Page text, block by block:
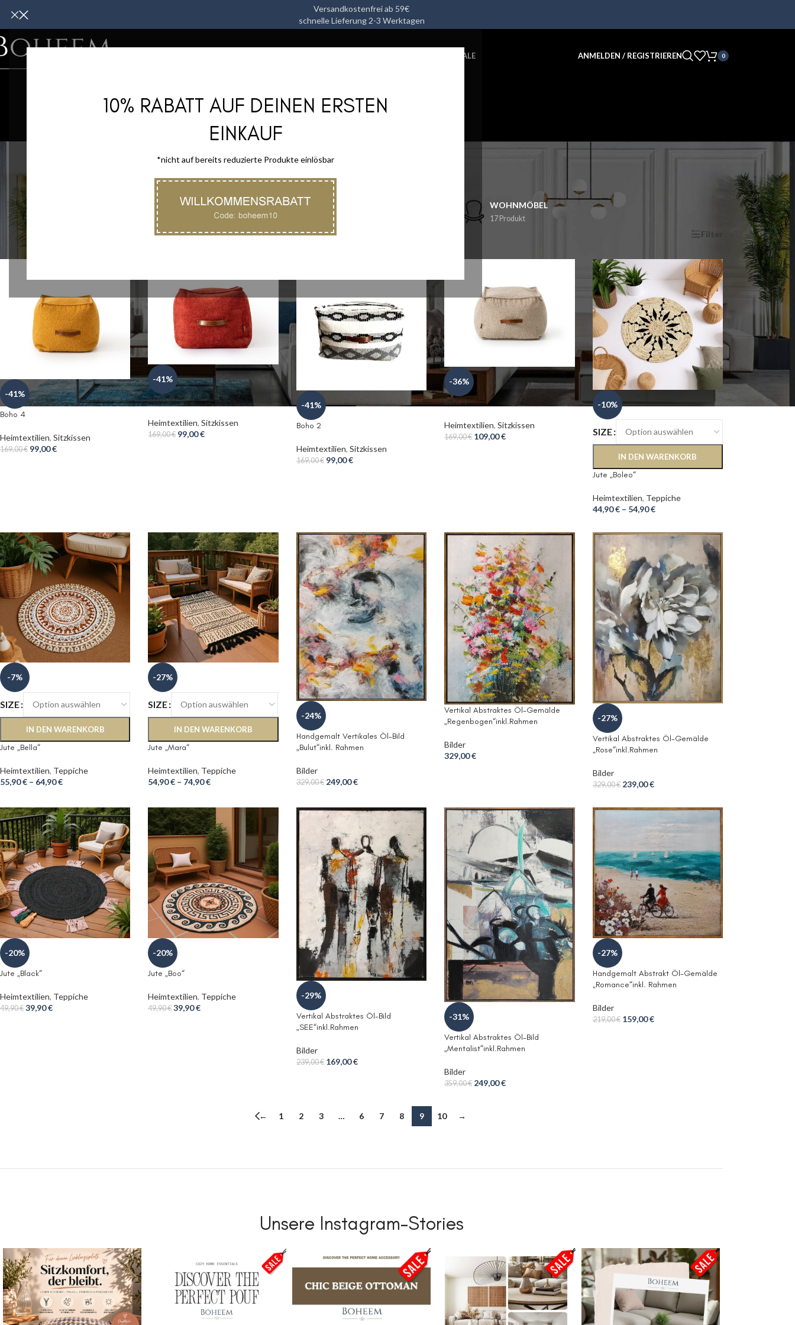
10% RABATT AUF DEINEN ERSTEN
EINKAUF
*nicht auf bereits reduzierte Produkte einlösbar
Versandkostenfrei ab 59€
schnelle Lieferung 2-3 Werktagen
SALE ANMELDEN / REGISTRIEREN 0
Shop
HEIMTEXTILIEN
47 Produkt
KÜCHENUTENSILIEN WOHNMÖBEL
17 Produkt
Shop Filter
-41%
Boho 4
Heimtextilien, Sitzkissen
169,00€ 99,00€
-41%
Boho 3
Heimtextilien, Sitzkissen
169,00€ 99,00€
-41%
Boho 2
Heimtextilien, Sitzkissen
169,00€ 99,00€
-36%
Boho 1
Heimtextilien, Sitzkissen
169,00€ 109,00€
-10%
SIZE
IN DEN WARENKORB
Jute „Boleo“
Heimtextilien, Teppiche
44,90€– 54,90€
-7%
SIZE
IN DEN WARENKORB
Jute „Bella“
Heimtextilien, Teppiche
55,90€ – 64,90€
-27%
SIZE
IN DEN WARENKORB
Jute „Mara“
Heimtextilien, Teppiche
54,90€ – 74,90€
-24%
Handgemalt Vertikales Öl-Bild
„Bulut“inkl. Rahmen
Bilder
329,00€ 249,00€
Vertikal Abstraktes Öl-Gemälde
„Regenbogen“inkl.Rahmen
Bilder
329,00€
-27%
Vertikal Abstraktes Öl-Gemälde
„Rose“inkl.Rahmen
Bilder
329,00€ 239,00€
-20%
Jute „Black“
Heimtextilien, Teppiche
49,90€ 39,90€
-20%
Jute „Boo“
Heimtextilien, Teppiche
49,90€ 39,90€
-29%
Vertikal Abstraktes Öl-Bild
„SEE“inkl.Rahmen
Bilder
239,00€ 169,00€
-31%
Vertikal Abstraktes Öl-Bild
„Mentalist“inkl.Rahmen
Bilder
359,00€ 249,00€
-27%
Handgemalt Abstrakt Öl-Gemälde
„Romance“inkl. Rahmen
Bilder
219,00€ 159,00€
← 1 2 3 … 6 7 8 9 10 →
Unsere Instagram-Stories